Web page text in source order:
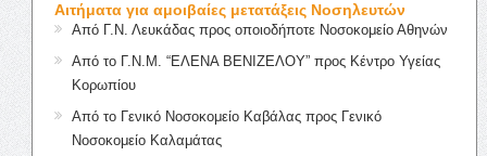
Αιτήματα για αμοιβαίες μετατάξεις Νοσηλευτών
Από Γ.Ν. Λευκάδας προς οποιοδήποτε Νοσοκομείο Αθηνών
Από το Γ.Ν.Μ. “ΕΛΕΝΑ ΒΕΝΙΖΕΛΟΥ” προς Κέντρο Υγείας
Κορωπίου
Από το Γενικό Νοσοκομείο Καβάλας προς Γενικό
Νοσοκομείο Καλαμάτας